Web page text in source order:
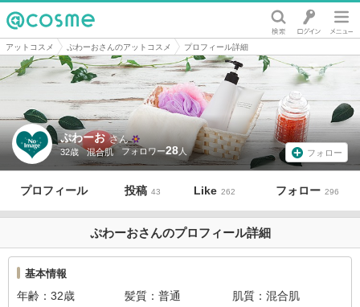
@cosme
アットコスメ ぷわーおさんのアットコスメ プロフィール詳細
ぷわーお さん
32歳 混合肌 28 フォロー
プロフィール 投稿 43 Like 262 フォロー 296
ぷわーおさんのプロフィール詳細
基本情報
年齢 32歳 髪質 普通 肌質
混合肌